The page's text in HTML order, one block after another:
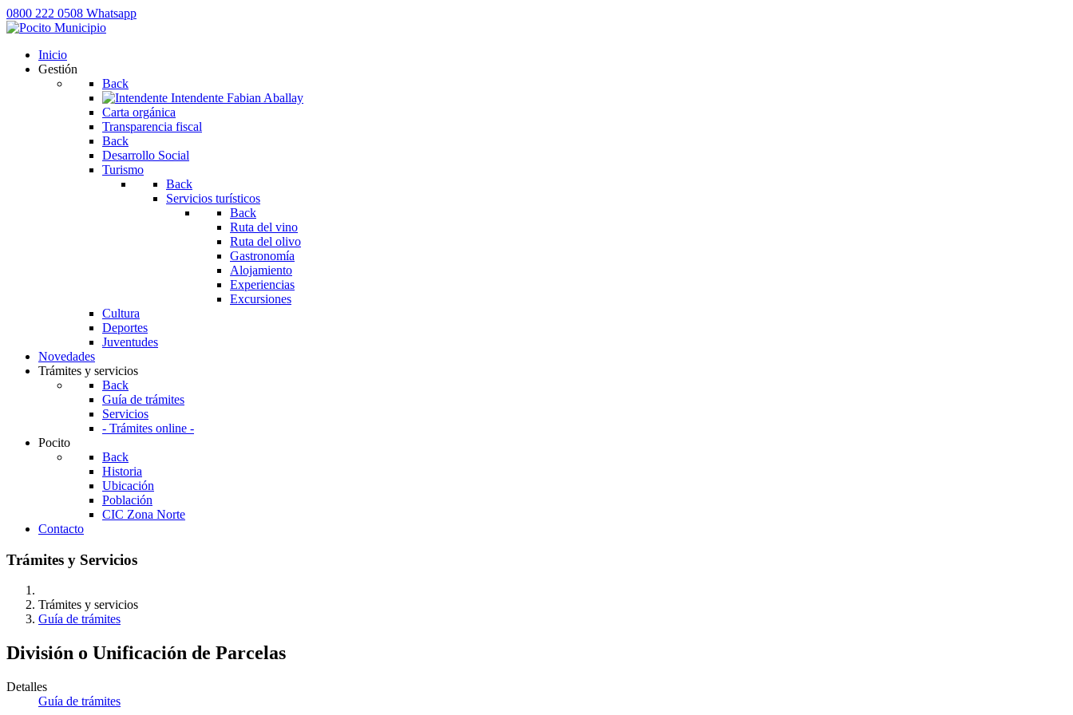
0800 222 0508 Whatsapp
Inicio
Gestión
Back
Intendente Fabian Aballay
Carta orgánica
Transparencia fiscal
Back
Desarrollo Social
Turismo
Back
Servicios turísticos
Back
Ruta del vino
Ruta del olivo
Gastronomía
Alojamiento
Experiencias
Excursiones
Cultura
Deportes
Juventudes
Novedades
Trámites y servicios
Back
Guía de trámites
Servicios
- Trámites online -
Pocito
Back
Historia
Ubicación
Población
CIC Zona Norte
Contacto
Trámites y Servicios
Trámites y servicios
Guía de trámites
División o Unificación de Parcelas
Detalles
Guía de trámites